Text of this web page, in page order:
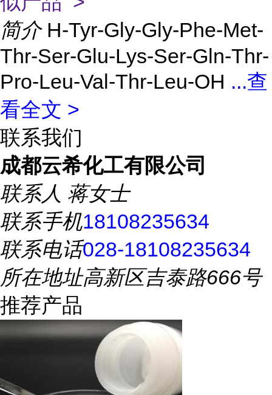
简介 H-Tyr-Gly-Gly-Phe-Met-
Thr-Ser-Glu-Lys-Ser-Gln-Thr-
Pro-Leu-Val-Thr-Leu-OH ...查
看全文 >
联系我们
成都云希化工有限公司
联系人 蒋女士
联系手机18108235634
联系电话028-18108235634
所在地址高新区吉泰路666号
推荐产品